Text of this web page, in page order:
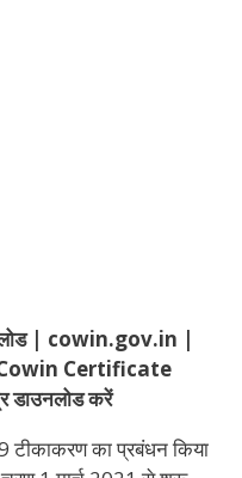
| cowin.gov.in |
Certificate
करें
टीकाकरण का प्रबंधन किया